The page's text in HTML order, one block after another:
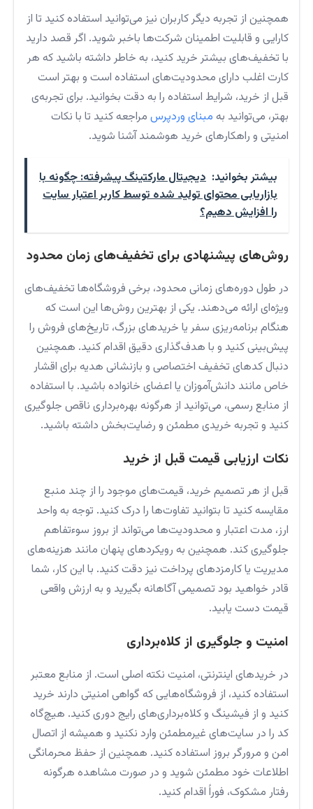
همچنین از تجربه دیگر کاربران نیز می‌توانید استفاده کنید تا از
کارایی و قابلیت اطمینان شرکت‌ها باخبر شوید. اگر قصد دارید
با تخفیف‌های بیشتر خرید کنید، به خاطر داشته باشید که هر
کارت اغلب دارای محدودیت‌های استفاده است و بهتر است
قبل از خرید، شرایط استفاده را به دقت بخوانید. برای تجربه‌ی
بهتر، می‌توانید به مبنای وردپرس مراجعه کنید تا با نکات
امنیتی و راهکارهای خرید هوشمند آشنا شوید.
بیشتر بخوانید: دیجیتال مارکتینگ پیشرفته: چگونه با
بازاریابی محتوای تولید شده توسط کاربر اعتبار سایت
را افزایش دهیم؟
روش‌های پیشنهادی برای تخفیف‌های زمان محدود
در طول دوره‌های زمانی محدود، برخی فروشگاه‌ها تخفیف‌های
ویژه‌ای ارائه می‌دهند. یکی از بهترین روش‌ها این است که
هنگام برنامه‌ریزی سفر یا خریدهای بزرگ، تاریخ‌های فروش را
پیش‌بینی کنید و با هدف‌گذاری دقیق اقدام کنید. همچنین
دنبال کدهای تخفیف اختصاصی و بازنشانی هدیه برای اقشار
خاص مانند دانش‌آموزان یا اعضای خانواده باشید. با استفاده
از منابع رسمی، می‌توانید از هرگونه بهره‌برداری ناقص جلوگیری
کنید و تجربه خریدی مطمئن و رضایت‌بخش داشته باشید.
نکات ارزیابی قیمت قبل از خرید
قبل از هر تصمیم خرید، قیمت‌های موجود را از چند منبع
مقایسه کنید تا بتوانید تفاوت‌ها را درک کنید. توجه به واحد
ارز، مدت اعتبار و محدودیت‌ها می‌تواند از بروز سوءتفاهم
جلوگیری کند. همچنین به رویکردهای پنهان مانند هزینه‌های
مدیریت یا کارمزدهای پرداخت نیز دقت کنید. با این کار، شما
قادر خواهید بود تصمیمی آگاهانه بگیرید و به ارزش واقعی
قیمت دست یابید.
امنیت و جلوگیری از کلاه‌برداری
در خریدهای اینترنتی، امنیت نکته اصلی است. از منابع معتبر
استفاده کنید، از فروشگاه‌هایی که گواهی امنیتی دارند خرید
کنید و از فیشینگ و کلاه‌برداری‌های رایج دوری کنید. هیچ‌گاه
کد را در سایت‌های غیرمطمئن وارد نکنید و همیشه از اتصال
امن و مرورگر بروز استفاده کنید. همچنین از حفظ محرمانگی
اطلاعات خود مطمئن شوید و در صورت مشاهده هرگونه
رفتار مشکوک، فوراً اقدام کنید.